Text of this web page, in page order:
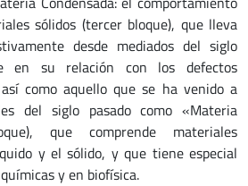
sólidos (tercer bloque), que lleva
desde mediados del siglo
en su relación con los defectos
como aquello que se ha venido a
del siglo pasado como «Materia
que comprende materiales
y el sólido, y que tiene especial
y en biofísica.